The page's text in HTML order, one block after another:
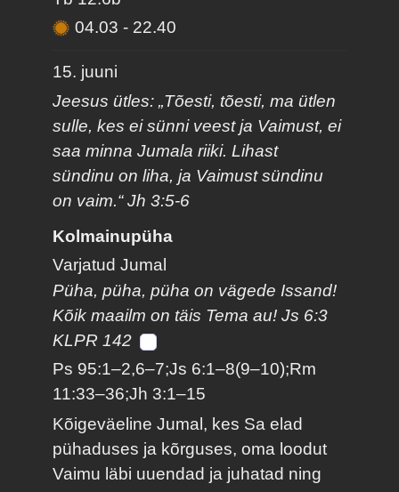
04.03- 22.40
15. juuni
Jeesus ütles: „Tõesti, tõesti, ma ütlen
sulle, kes ei sünni veest ja Vaimust, ei
saa minna Jumala riiki. Lihast
sündinu on liha, ja Vaimust sündinu
on vaim.“ Jh 3:5-6
Kolmainupüha
Varjatud Jumal
Püha, püha, püha on vägede Issand!
Kõik maailm on täis Tema au! Js 6:3
KLPR 142
Ps 95:1–2,6–7;Js 6:1–8(9–10);Rm
11:33–36;Jh 3:1–15
Kõigeväeline Jumal, kes Sa elad
pühaduses ja kõrguses, oma loodut
Vaimu läbi uuendad ja juhatad ning